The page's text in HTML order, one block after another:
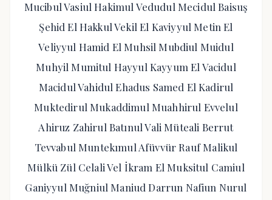
Mucibul Vasiul Hakimul Vedudul Mecidul Baisuş
Şehid El Hakkul Vekil El Kaviyyul Metin El
Veliyyul Hamid El Muhsil Mubdiul Muidul
Muhyil Mumitul Hayyul Kayyum El Vacidul
Macidul Vahidul Ehadus Samed El Kadirul
Muktedirul Mukaddimul Muahhirul Evvelul
Ahiruz Zahirul Batınul Vali Müteali Berrut
Tevvabul Muntekımul Afüvvür Rauf Malikul
Mülkü Zül Celali Vel İkram El Muksitul Camiul
Ganiyyul Muğniul Maniud Darrun Nafiun Nurul